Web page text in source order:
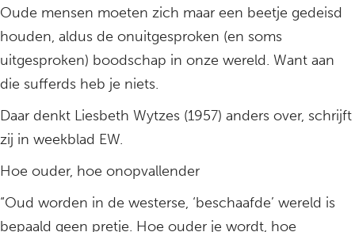
Oude mensen moeten zich maar een beetje gedeisd
houden, aldus de onuitgesproken (en soms
uitgesproken) boodschap in onze wereld. Want aan
die sufferds heb je niets.
Daar denkt Liesbeth Wytzes (1957) anders over, schrijft
zij in weekblad EW.
Hoe ouder, hoe onopvallender
“Oud worden in de westerse, ‘beschaafde’ wereld is
bepaald geen pretje. Hoe ouder je wordt, hoe